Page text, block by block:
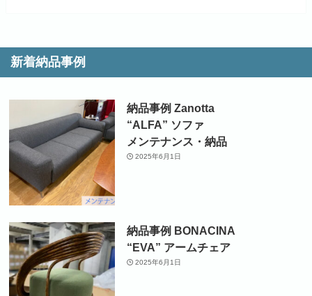
新着納品事例
納品事例 Zanotta
“ALFA” ソファ
メンテナンス・納品
2025年6月1日
納品事例 BONACINA
“EVA” アームチェア
2025年6月1日